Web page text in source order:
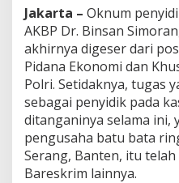
k
u
m
P
e
n
y
i
d
i
Jakarta – Oknum
AKBP Dr. Binsan
akhirnya digeser dari
Pidana Ekonomi dan
Polri. Setidaknya, tugas
sebagai penyidik pada
ditanganinya selama ini,
pengusaha batu bata
Serang, Banten, itu
Bareskrim lainnya.